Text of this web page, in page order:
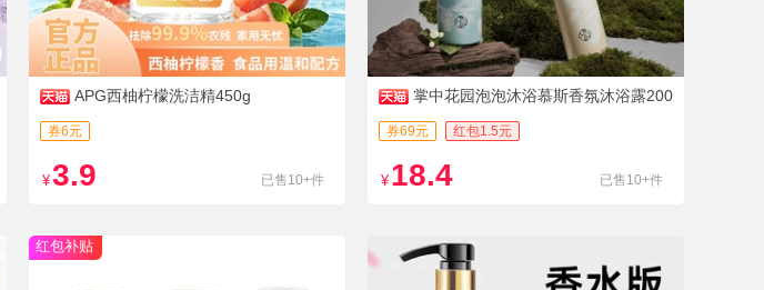
APG西柚柠檬洗洁精450g
券6元
¥3.9 已售10+件
掌中花园泡泡沐浴慕斯香氛沐浴露200
ml券69元 红包1.5元
¥ 18.4 已售10+件
红包补贴